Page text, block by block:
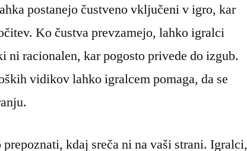
postanejo čustveno vključeni v igro, kar
Ko čustva prevzamejo, lahko igralci
ni racionalen, kar pogosto privede do izgub.
vidikov lahko igralcem pomaga, da se
prepoznati, kdaj sreča ni na vaši strani. Igralci,